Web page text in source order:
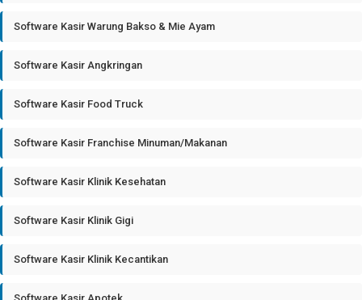
Software Kasir Warung Bakso & Mie Ayam
Software Kasir Angkringan
Software Kasir Food Truck
Software Kasir Franchise Minuman/Makanan
Software Kasir Klinik Kesehatan
Software Kasir Klinik Gigi
Software Kasir Klinik Kecantikan